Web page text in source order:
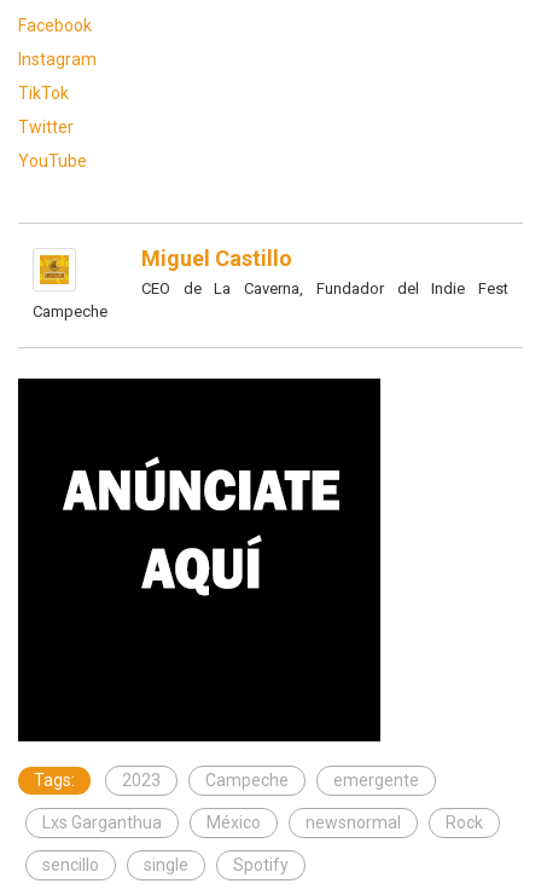
Facebook
Instagram
TikTok
Twitter
YouTube
Miguel Castillo
CEO de La Caverna, Fundador del Indie Fest
Campeche
Tags: 2023 Campeche emergente
Lxs Garganthua México newsnormal Rock
sencillo single Spotify